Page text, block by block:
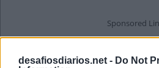
desafiosdiarios.net - Do Not